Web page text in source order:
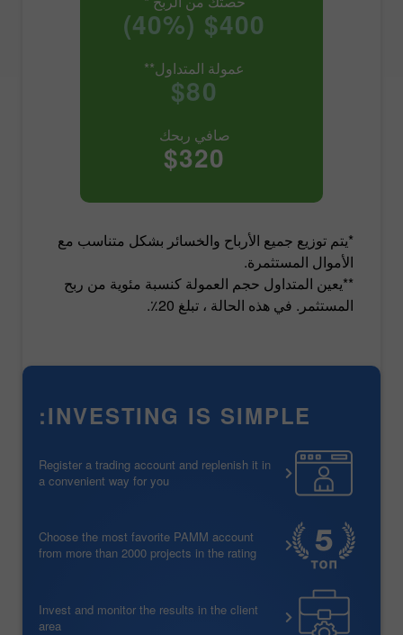
$400 (40%)
عمولة المتداول**
$80
صافي ربحك
$320
*يتم توزيع جميع الأرباح والخسائر بشكل متناسب مع
الأموال المستثمرة.
**يعين المتداول حجم العمولة كنسبة مئوية من ربح
المستثمر. في هذه الحالة ، تبلغ 20٪.
INVESTING IS SIMPLE:
Register a trading account and replenish it in
a convenient way for you
Choose the most favorite PAMM account
from more than 2000 projects in the rating
Invest and monitor the results in the client
area